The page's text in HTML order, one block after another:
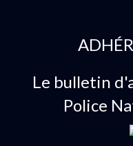
Le bulletin
Police